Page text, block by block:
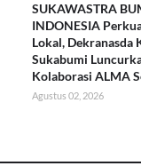
SUKAWASTRA
INDONESIA
Lokal, Dekranasda
Sukabumi
Kolaborasi ALMA
Agustus 02, 2026